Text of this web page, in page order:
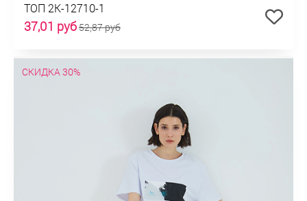
ТОП 2К-12710-1
37,01 руб52,87 руб
СКИДКА 30%